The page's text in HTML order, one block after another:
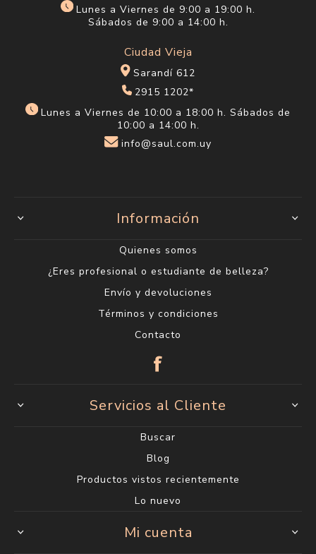
Lunes a Viernes de 9:00 a 19:00 h.
Sábados de 9:00 a 14:00 h.
Ciudad Vieja
Sarandí 612
2915 1202*
Lunes a Viernes de 10:00 a 18:00 h. Sábados de
10:00 a 14:00 h.
info@saul.com.uy
Información
Quienes somos
¿Eres profesional o estudiante de belleza?
Envío y devoluciones
Términos y condiciones
Contacto
Servicios al Cliente
Buscar
Blog
Productos vistos recientemente
Lo nuevo
Mi cuenta